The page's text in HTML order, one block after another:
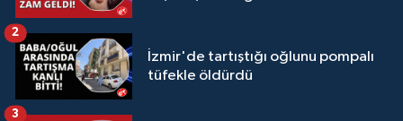
İzmir'de tartıştığı oğlunu pompalı
tüfekle öldürdü
2
3